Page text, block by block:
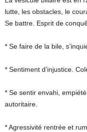
lutte, les obstacles, le
Se battre. Esprit de
* Se faire de la bile,
* Sentiment d’injustice.
* Se sentir envahi,
autoritaire.
* Agressivité rentrée et